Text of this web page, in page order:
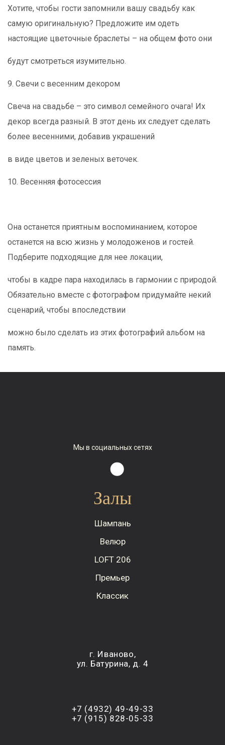
Хотите, чтобы гости запомнили вашу свадьбу как
самую оригинальную? Предложите им одеть
настоящие цветочные браслеты – на общем фото они
будут смотреться изумительно.
9. Свечи с весенним декором
Свеча на свадьбе – это символ семейного очага! Их
декор всегда разный. В этот день их следует сделать
более весенними, добавив украшений
в виде цветов и зеленых веточек.
10. Весенняя фотосессия
Она останется приятным воспоминанием, которое
останется на всю жизнь у молодоженов и гостей.
Подберите подходящие для нее локации,
чтобы в кадре пара находилась в гармонии с природой.
Обязательно вместе с фотографом придумайте некий
сценарий, чтобы впоследствии
можно было сделать из этих фотографий альбом на
память.
Залы
Шампань
Велюр
LOFT 206
Премьер
Классик
Мы в социальных сетях
г. Иваново,
ул. Батурина, д. 4
+7 (4932) 49-49-33
+7 (915) 828-05-33